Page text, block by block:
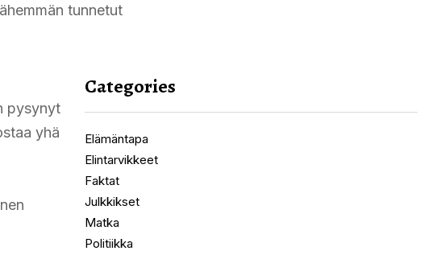
tunnetut
pysynyt
yhä
Categories
Elämäntapa
Elintarvikkeet
Faktat
Julkkikset
Matka
Politiikka